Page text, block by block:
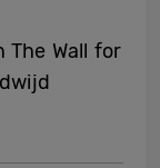
The Wall for